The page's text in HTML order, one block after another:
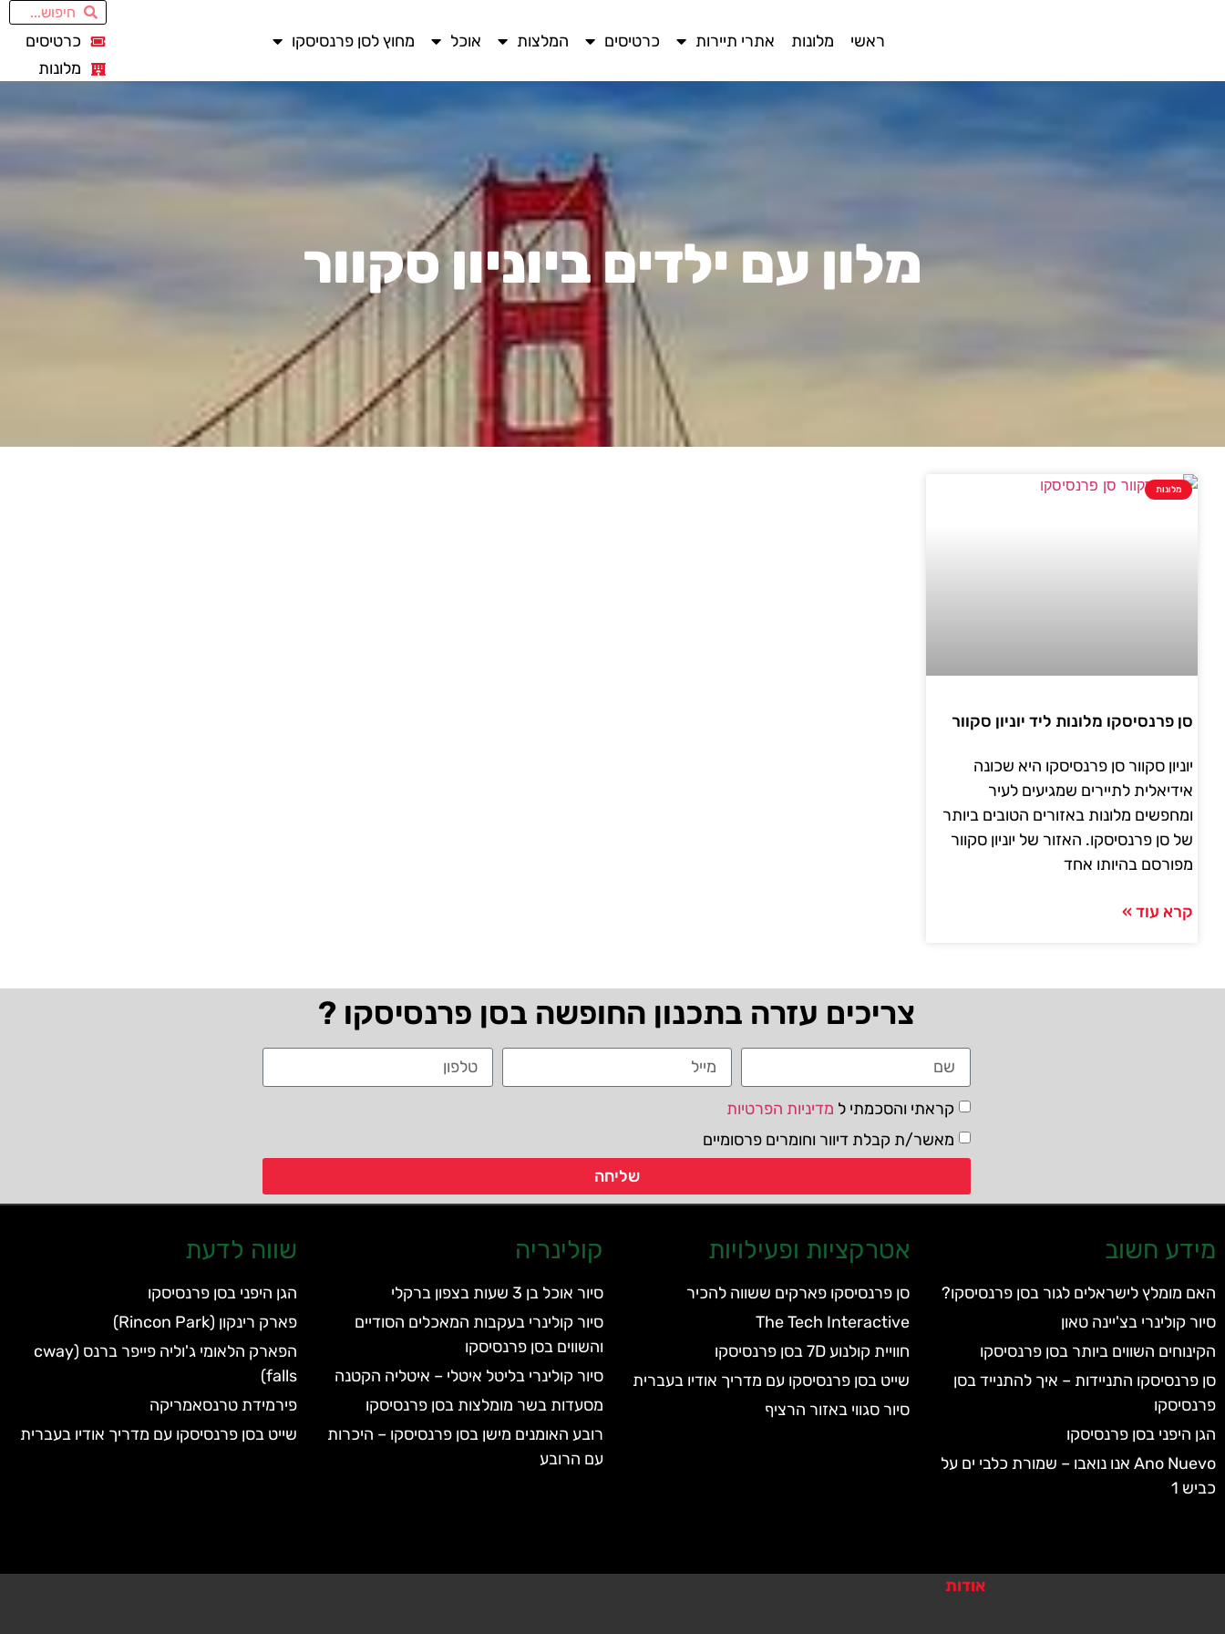
ראשי מלונות אתרי תיירות כרטיסים המלצות אוכל מחוץ לסן פרנסיסקו
כרטיסים
מלונות
מלון עם ילדים ביוניון סקוור
מלונות
סן פרנסיסקו מלונות ליד יוניון סקוור
יוניון סקוור סן פרנסיסקו היא שכונה
אידיאלית לתיירים שמגיעים לעיר
ומחפשים מלונות באזורים הטובים ביותר
של סן פרנסיסקו. האזור של יוניון סקוור
מפורסם בהיותו אחד
קרא עוד »
צריכים עזרה בתכנון החופשה בסן פרנסיסקו ?
קראתי והסכמתי ל מדיניות הפרטיות
מאשר/ת קבלת דיוור וחומרים פרסומיים
שליחה
מידע חשוב
האם מומלץ לישראלים לגור בסן פרנסיסקו?
סיור קולינרי בצ'יינה טאון
הקינוחים השווים ביותר בסן פרנסיסקו
סן פרנסיסקו התניידות – איך להתנייד בסן
פרנסיסקו
הגן היפני בסן פרנסיסקו
Ano Nuevo אנו נואבו – שמורת כלבי ים על
כביש 1
אטרקציות ופעילויות
סן פרנסיסקו פארקים ששווה להכיר
The Tech Interactive
חוויית קולנוע 7D בסן פרנסיסקו
שייט בסן פרנסיסקו עם מדריך אודיו בעברית
סיור סגווי באזור הרציף
קולינריה
סיור אוכל בן 3 שעות בצפון ברקלי
סיור קולינרי בעקבות המאכלים הסודיים
והשווים בסן פרנסיסקו
סיור קולינרי בליטל איטלי – איטליה הקטנה
מסעדות בשר מומלצות בסן פרנסיסקו
רובע האומנים מישן בסן פרנסיסקו – היכרות
עם הרובע
שווה לדעת
הגן היפני בסן פרנסיסקו
פארק רינקון (Rincon Park)
הפארק הלאומי ג'וליה פייפר ברנס (cway
falls)
פירמידת טרנסאמריקה
שייט בסן פרנסיסקו עם מדריך אודיו בעברית
אודות